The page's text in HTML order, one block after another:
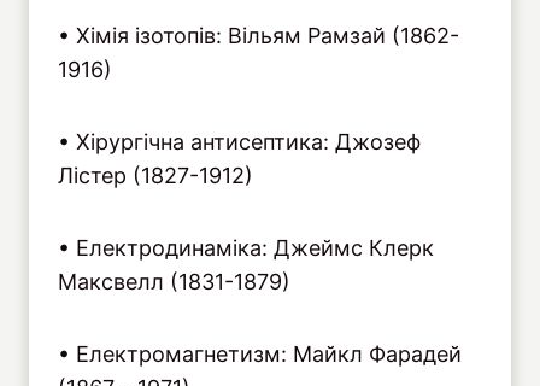
• Хімія ізотопів: Вільям Рамзай (1862-
1916)
• Хірургічна антисептика: Джозеф
Лістер (1827-1912)
• Електродинаміка: Джеймс Клерк
Максвелл (1831-1879)
• Електромагнетизм: Майкл Фарадей